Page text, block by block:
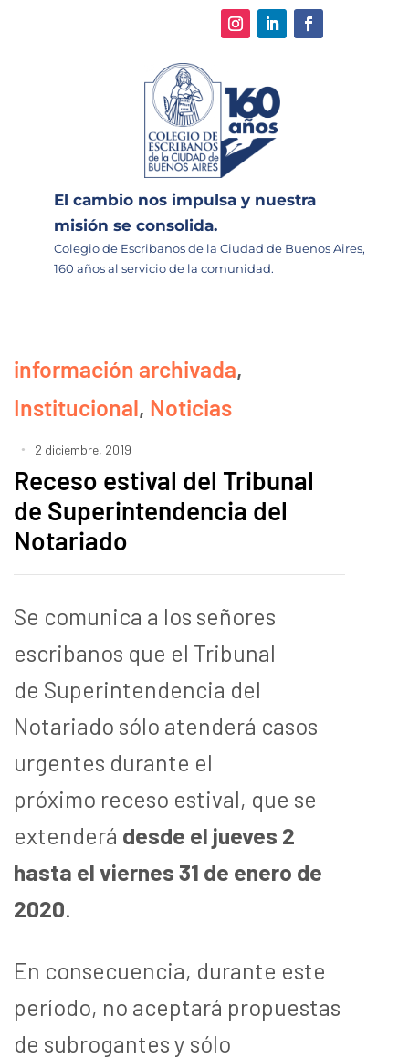
El cambio nos impulsa y nuestra
misión se consolida.
Colegio de Escribanos de la Ciudad de Buenos Aires,
160 años al servicio de la comunidad.
información archivada,
Institucional, Noticias
2 diciembre, 2019
Receso estival del Tribunal
de Superintendencia del
Notariado
Se comunica a los señores
escribanos que el Tribunal
de Superintendencia del
Notariado sólo atenderá casos
urgentes durante el
próximo receso estival, que se
extenderá desde el jueves 2
hasta el viernes 31 de enero de
2020.
En consecuencia, durante este
período, no aceptará propuestas
de subrogantes y sólo